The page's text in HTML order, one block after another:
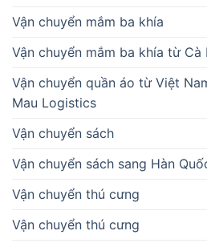
Vận chuyển mắm ba khía
Vận chuyển mắm ba khía từ Cà
Vận chuyển quần áo từ Việt
Mau Logistics
Vận chuyển sách
Vận chuyển sách sang Hàn
Vận chuyển thú cưng
Vận chuyển thú cưng